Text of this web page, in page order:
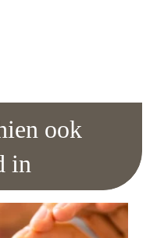
ook
in